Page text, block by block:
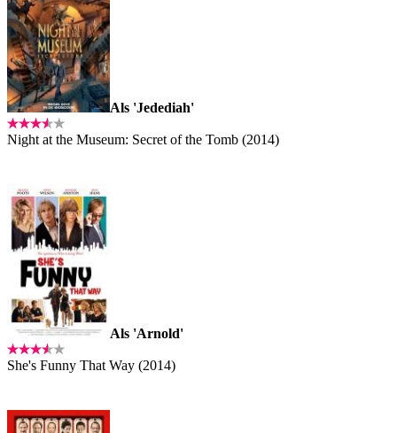
Als 'Jedediah'
Night at the Museum: Secret of the Tomb (2014)
Als 'Arnold'
She's Funny That Way (2014)